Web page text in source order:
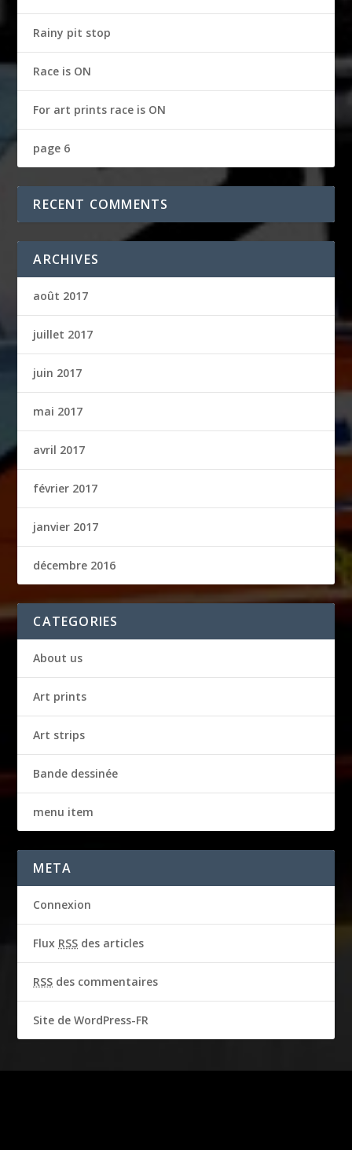
Rainy pit stop
Race is ON
For art prints race is ON
page 6
RECENT COMMENTS
ARCHIVES
août 2017
juillet 2017
juin 2017
mai 2017
avril 2017
février 2017
janvier 2017
décembre 2016
CATEGORIES
About us
Art prints
Art strips
Bande dessinée
menu item
META
Connexion
Flux RSS des articles
RSS des commentaires
Site de WordPress-FR